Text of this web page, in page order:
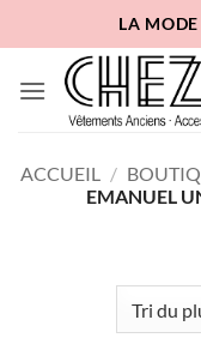
au
contenu
LA
ACCUEIL /
EMANUEL